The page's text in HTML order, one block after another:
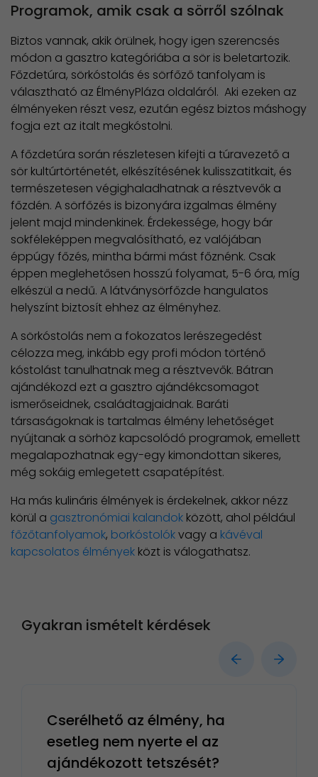
Programok, amik csak a sörről szólnak
Biztos vannak, akik örülnek, hogy igen szerencsés
módon a gasztro kategóriába a sör is beletartozik.
Főzdetúra, sörkóstolás és sörfőző tanfolyam is
választható az ÉlményPláza oldaláról. Aki ezeken az
élményeken részt vesz, ezután egész biztos máshogy
fogja ezt az italt megkóstolni.
A főzdetúra során részletesen kifejti a túravezető a
sör kultúrtörténetét, elkészítésének kulisszatitkait, és
természetesen végighaladhatnak a résztvevők a
főzdén. A sörfőzés is bizonyára izgalmas élmény
jelent majd mindenkinek. Érdekessége, hogy bár
sokféleképpen megvalósítható, ez valójában
éppúgy főzés, mintha bármi mást főznénk. Csak
éppen meglehetősen hosszú folyamat, 5-6 óra, míg
elkészül a nedű. A látványsörfőzde hangulatos
helyszínt biztosít ehhez az élményhez.
A sörkóstolás nem a fokozatos lerészegedést
célozza meg, inkább egy profi módon történő
kóstolást tanulhatnak meg a résztvevők. Bátran
ajándékozd ezt a gasztro ajándékcsomagot
ismerőseidnek, családtagjaidnak. Baráti
társaságoknak is tartalmas élmény lehetőséget
nyújtanak a sörhöz kapcsolódó programok, emellett
megalapozhatnak egy-egy kimondottan sikeres,
még sokáig emlegetett csapatépítést.
Ha más kulináris élmények is érdekelnek, akkor nézz
körül a gasztronómiai kalandok között, ahol például
főzőtanfolyamok, borkóstolókvagy a kávéval
kapcsolatos élmények közt is válogathatsz.
Gyakran ismételt kérdések
Cserélhető az élmény, ha
esetleg nem nyerte el az
ajándékozott tetszését?